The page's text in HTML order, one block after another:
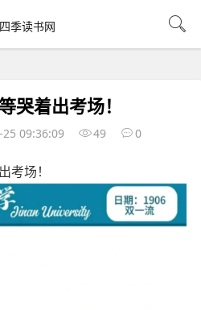
哭着出考场！
09:36:09 49 0
考场！